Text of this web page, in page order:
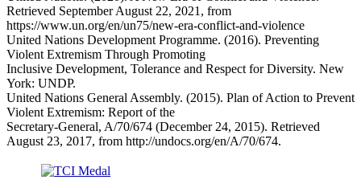
Retrieved September August 22, 2021, from
https://www.un.org/en/un75/new-era-conflict-and-violence
United Nations Development Programme. (2016). Preventing
Violent Extremism Through Promoting
Inclusive Development, Tolerance and Respect for Diversity. New
York: UNDP.
United Nations General Assembly. (2015). Plan of Action to Prevent
Violent Extremism: Report of the
Secretary-General, A/70/674 (December 24, 2015). Retrieved
August 23, 2017, from http://undocs.org/en/A/70/674.